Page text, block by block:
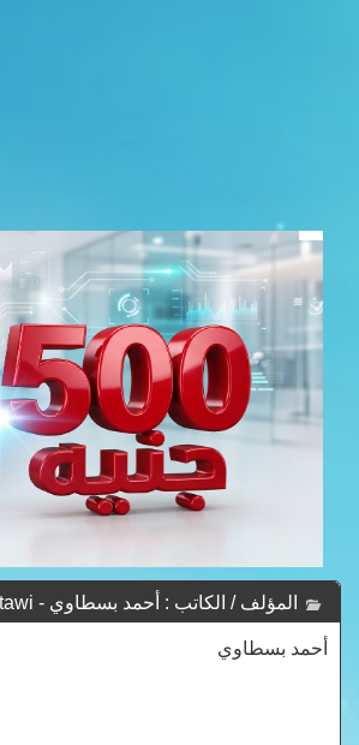
المؤلف / الكاتب : أحمد بسطاوي - Ahmed-Bastawi
أحمد بسطاوي